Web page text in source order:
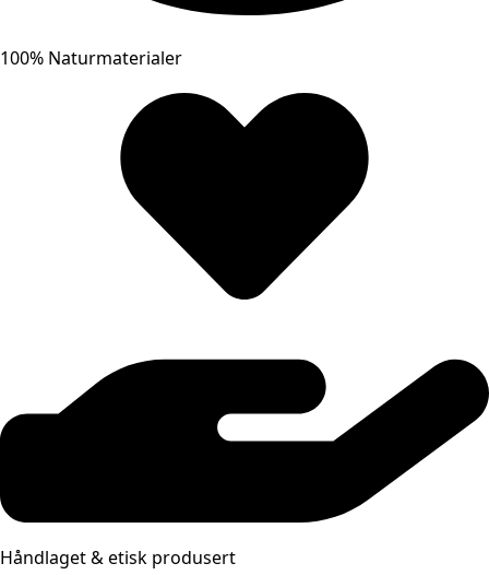
100% Naturmaterialer
Håndlaget & etisk produsert